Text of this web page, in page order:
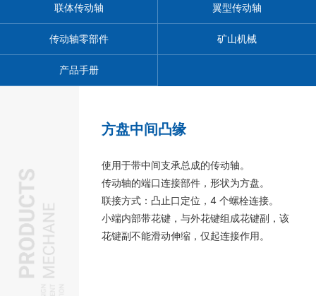
联体传动轴 翼型传动轴
传动轴零部件 矿山机械
产品手册
方盘中间凸缘
使用于带中间支承总成的传动轴。
传动轴的端口连接部件，形状为方盘。
联接方式：凸止口定位，4 个螺栓连接。
小端内部带花键，与外花键组成花键副，该
花键副不能滑动伸缩，仅起连接作用。